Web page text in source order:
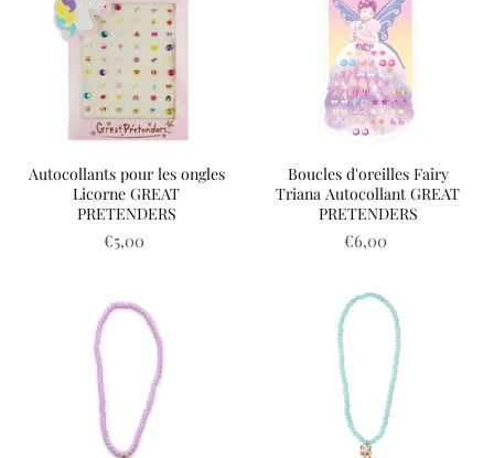
Autocollants pour les ongles
Licorne GREAT
PRETENDERS
€5,00
Boucles d'oreilles Fairy
Triana Autocollant GREAT
PRETENDERS
€6,00